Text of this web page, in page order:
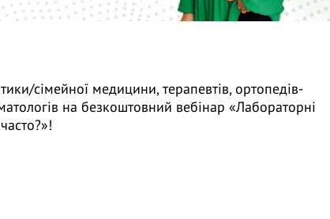
сімейної медицини, терапевтів, ортопедів-
на безкоштовний вебінар «Лабораторні